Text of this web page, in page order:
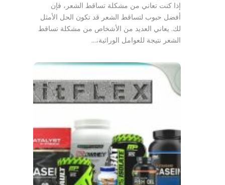
إذا كنت تعاني من مشكلة تساقط الشعر، فإن
أفضل حبوب لتساقط الشعر قد تكون الحل الأمثل
لك. يعاني العديد من الأشخاص من مشكلة تساقط
الشعر نتيجة للعوامل الوراثية،…